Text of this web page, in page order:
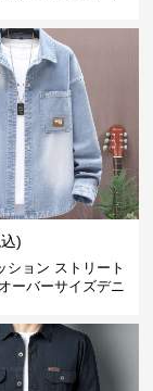
)
ション ストリート
ーバーサイズデニ